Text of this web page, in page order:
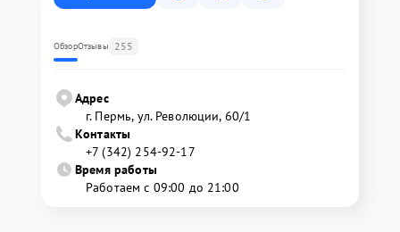
ОбзорОтзывы 255
Адрес
г. Пермь, ул. ​Революции, 60/1
Контакты
+7 (342) 254-92-17
Время работы
Работаем с 09:00 до 21:00